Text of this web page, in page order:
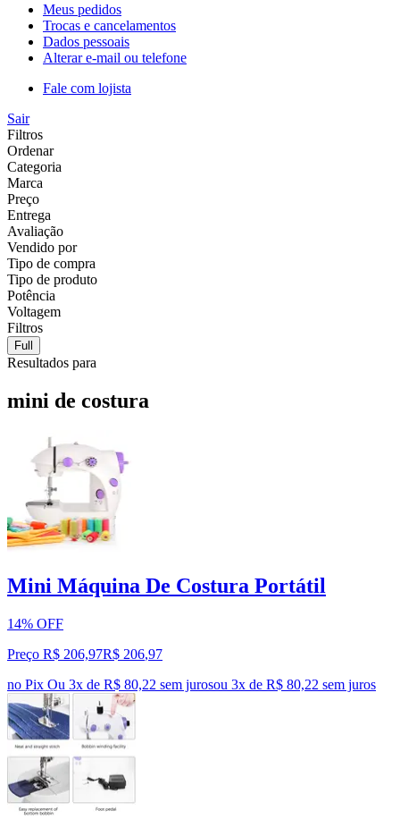
Meus pedidos
Trocas e cancelamentos
Dados pessoais
Alterar e-mail ou telefone
Fale com lojista
Sair
Filtros
Ordenar
Categoria
Marca
Preço
Entrega
Avaliação
Vendido por
Tipo de compra
Tipo de produto
Potência
Voltagem
Filtros
Full
Resultados para
mini de costura
Mini Máquina De Costura Portátil
14% OFF
Preço R$ 206,97R$ 206,97
no Pix Ou 3x de R$ 80,22 sem jurosou 3x de R$ 80,22 sem juros